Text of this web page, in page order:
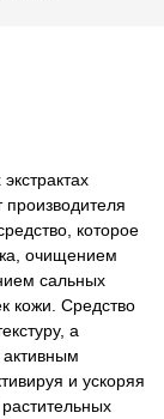
производителя
которое
очищением
сальных
кожи. Средство
а
активным
и ускоряя